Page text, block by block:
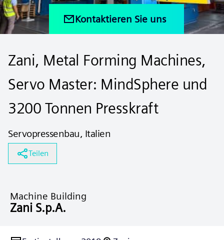
Kontaktieren Sie uns
Zani, Metal Forming Machines,
Servo Master: MindSphere und
3200 Tonnen Presskraft
Servopressenbau, Italien
Teilen
Machine Building
Zani S.p.A.